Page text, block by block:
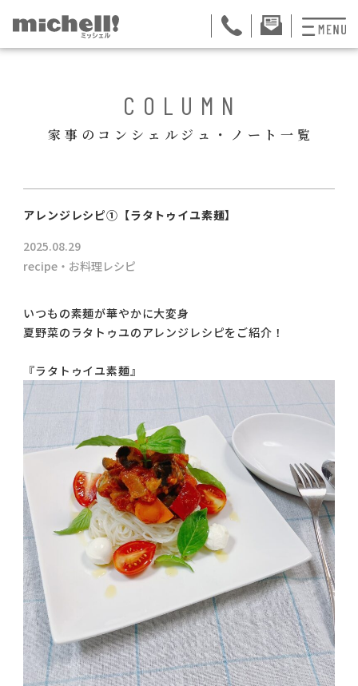
お掃除代行
会社紹介
ご案内
お知らせ
家事スタッフ募集
働く仲間インタビュー
お問い合わせ
COLUMN
家事のコンシェルジュ・ノート一覧
アレンジレシピ①【ラタトゥイユ素麺】
2025.08.29
recipe・お料理レシピ
いつもの素麺が華やかに大変身
夏野菜のラタトゥユのアレンジレシピをご紹介！
『ラタトゥイユ素麺』